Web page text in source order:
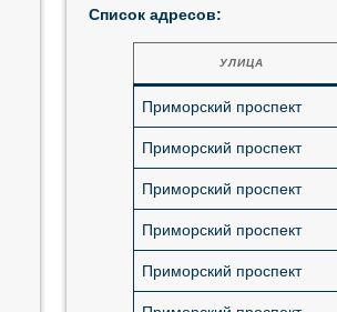
Список адресов:
УЛИЦА
Приморский проспект
Приморский проспект
Приморский проспект
Приморский проспект
Приморский проспект